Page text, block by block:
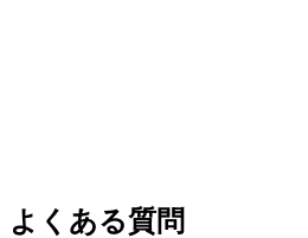
よくある質問